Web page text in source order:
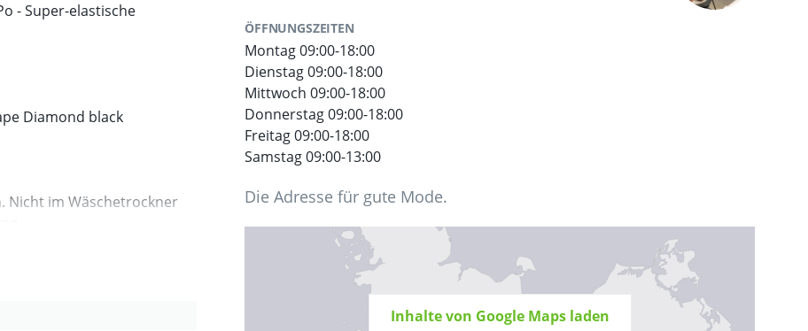
- Super-elastische
Diamond black
Nicht im Wäschetrockner
ÖFFNUNGSZEITEN
Montag 09:00-18:00
Dienstag 09:00-18:00
Mittwoch 09:00-18:00
Donnerstag 09:00-18:00
Freitag 09:00-18:00
Samstag 09:00-13:00
Die Adresse für gute Mode.
Inhalte von Google Maps laden